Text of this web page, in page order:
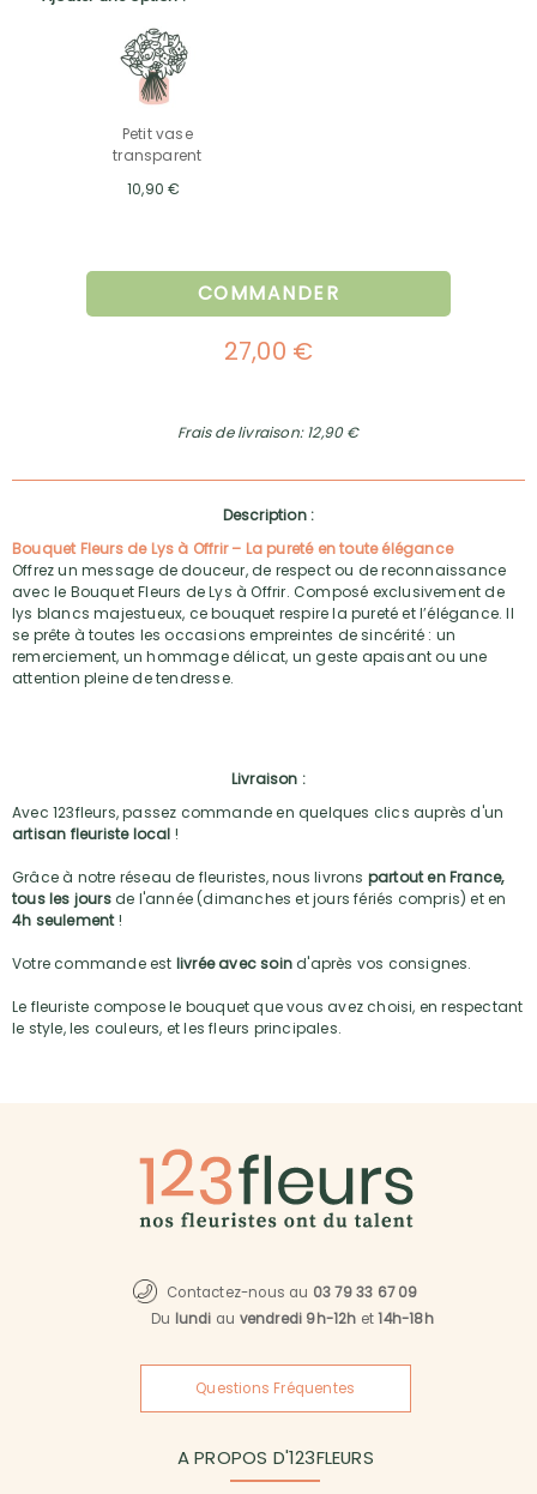
Petit vase
transparent
10,90 €
COMMANDER
27,00 €
Frais de livraison: 12,90 €
Description :
Bouquet Fleurs de Lys à Offrir – La pureté en toute élégance
Offrez un message de douceur, de respect ou de reconnaissance
avec le Bouquet Fleurs de Lys à Offrir. Composé exclusivement de
lys blancs majestueux, ce bouquet respire la pureté et l’élégance. Il
se prête à toutes les occasions empreintes de sincérité : un
remerciement, un hommage délicat, un geste apaisant ou une
attention pleine de tendresse.
Livraison :
Avec 123fleurs, passez commande en quelques clics auprès d'un
artisan fleuriste local !
Grâce à notre réseau de fleuristes, nous livrons partout en France,
tous les joursde l'année (dimanches et jours fériés compris) et en
4h seulement!
Votre commande est livrée avec soind'après vos consignes.
Le fleuriste compose le bouquet que vous avez choisi, en respectant
le style, les couleurs, et les fleurs principales.
Contactez-nous au 03 79 33 67 09
Du lundi au vendredi 9h-12h et14h-18h
Questions Fréquentes
A PROPOS D'123FLEURS